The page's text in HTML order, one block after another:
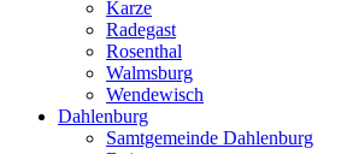
Karze
Radegast
Rosenthal
Walmsburg
Wendewisch
Dahlenburg
Samtgemeinde Dahlenburg